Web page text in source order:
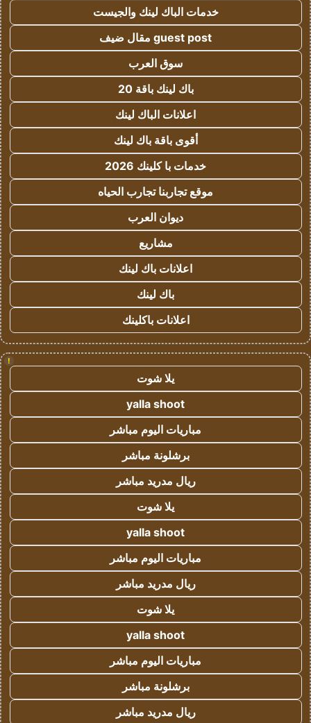
خدمات الباك لينك والجيست
guest post مقال ضيف
سوق العرب
باك لينك باقة 20
اعلانات الباك لينك
أقوى باقة باك لينك
خدمات با كلينك 2026
موقع تجاربنا تجارب الحياه
ديوان العرب
مشاريع
اعلانات باك لينك
باك لينك
اعلانات باكلينك
!
يلا شوت
yalla shoot
مباريات اليوم مباشر
برشلونة مباشر
ريال مدريد مباشر
يلا شوت
yalla shoot
مباريات اليوم مباشر
ريال مدريد مباشر
يلا شوت
yalla shoot
مباريات اليوم مباشر
برشلونة مباشر
ريال مدريد مباشر